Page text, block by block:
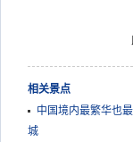
相关景点
中国境内最繁华也
城